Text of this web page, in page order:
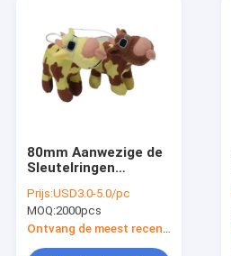
80mm Aanwezige de
Sleutelringen
de 3,15 Duim Zachte
Dierlijke Koe
Prijs:USD3.0-5.0/pc
MOQ:2000pcs